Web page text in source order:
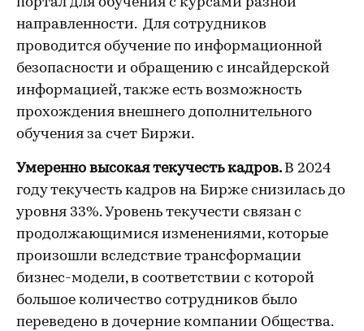
направленности. Для сотрудников
проводится обучение по информационной
безопасности и обращению с инсайдерской
информацией, также есть возможность
прохождения внешнего дополнительного
обучения за счет Биржи.
Умеренно высокая текучесть кадров. В 2024
году текучесть кадров на Бирже снизилась до
уровня 33%. Уровень текучести связан с
продолжающимися изменениями, которые
произошли вследствие трансформации
бизнес-модели, в соответствии с которой
большое количество сотрудников было
переведено в дочерние компании Общества.